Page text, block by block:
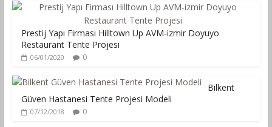
Prestij Yapı Firması Hilltown Up AVM-izmir Doyuyo
Restaurant Tente Projesi
06/01/2020 0
Bilkent
Güven Hastanesi Tente Projesi Modeli
07/12/2018 0